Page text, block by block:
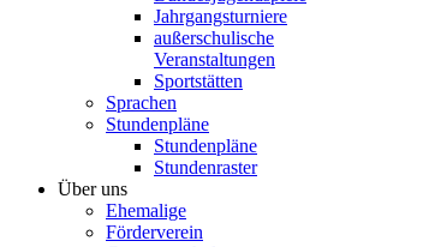
Jahrgangsturniere
außerschulische
Veranstaltungen
Sportstätten
Sprachen
Stundenpläne
Stundenpläne
Stundenraster
Über uns
Ehemalige
Förderverein